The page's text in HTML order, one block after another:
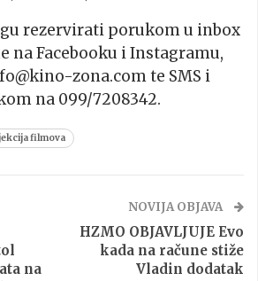
rezervirati porukom u inbox
na Facebooku i Instagramu,
zona.com te SMS i
na 099/7208342.
filmova
na
NOVIJA OBJAVA
HZMO OBJAVLJUJE Evo
kada na račune stiže
Vladin dodatak